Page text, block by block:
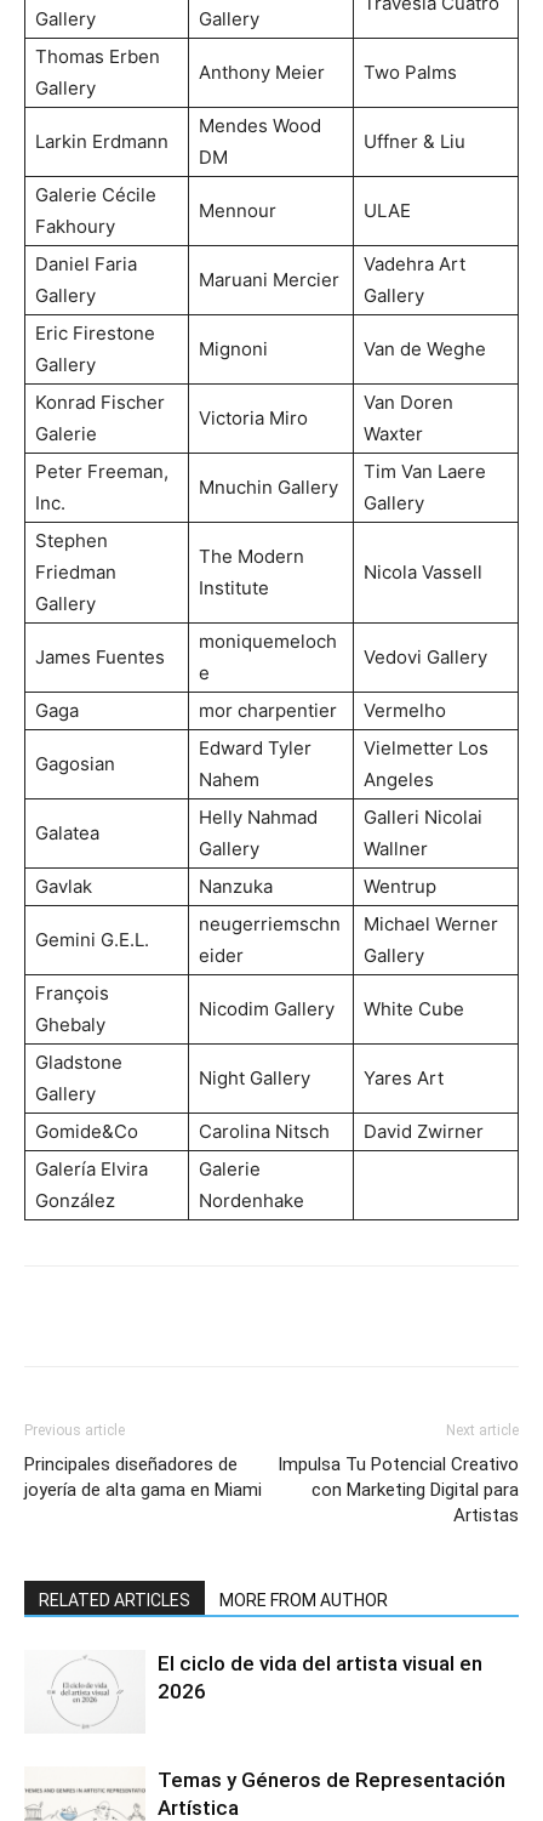
Gallery Gallery
Thomas Erben
Gallery
Anthony Meier Two Palms
Larkin Erdmann
Mendes Wood
DM
Uffner & Liu
Galerie Cécile
Fakhoury
Mennour ULAE
Daniel Faria
Gallery
Maruani Mercier
Vadehra Art
Gallery
Eric Firestone
Gallery
Mignoni Van de Weghe
Konrad Fischer
Galerie
Victoria Miro
Van Doren
Waxter
Peter Freeman,
Inc.
Mnuchin Gallery
Tim Van Laere
Gallery
Stephen
Friedman
Gallery
The Modern
Institute
Nicola Vassell
James Fuentes
moniquemeloch
e
Vedovi Gallery
Gaga mor charpentier Vermelho
Gagosian
Edward Tyler
Nahem
Vielmetter Los
Angeles
Galatea
Helly Nahmad
Gallery
Galleri Nicolai
Wallner
Gavlak
Nanzuka Wentrup
Gemini G.E.L.
neugerriemschn
eider
Michael Werner
Gallery
François
Ghebaly
Nicodim Gallery White Cube
Gladstone
Gallery
Night Gallery Yares Art
Gomide&Co Carolina Nitsch
David Zwirner
Galería Elvira
González
Galerie
Nordenhake
Previous article
Principales diseñadores de
joyería de alta gama en Miami
Next article
Impulsa Tu Potencial Creativo
con Marketing Digital para
Artistas
RELATED ARTICLES MORE FROM AUTHOR
El ciclo de vida del artista visual en
2026
Temas y Géneros de Representación
Artística